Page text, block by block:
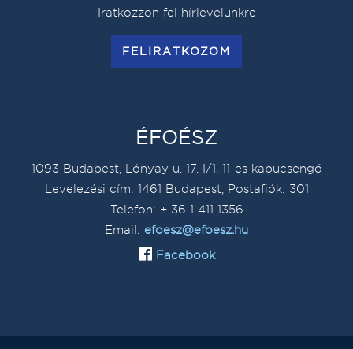
Iratkozzon fel hírlevelünkre
FELIRATKOZOM
ÉFOÉSZ
1093 Budapest, Lónyay u. 17. I/1. 11-es kapucsengő
Levelezési cím: 1461 Budapest, Postafiók: 301
Telefon: + 36 1 411 1356
Email: efoesz@efoesz.hu
Facebook